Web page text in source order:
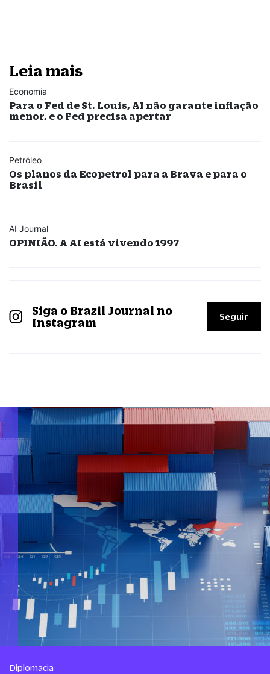
Leia mais
Economia
Para o Fed de St. Louis, AI não garante inflação
menor, e o Fed precisa apertar
Petróleo
Os planos da Ecopetrol para a Brava e para o
Brasil
AI Journal
OPINIÃO. A AI está vivendo 1997
Siga o Brazil Journal no
Instagram
Seguir
Diplomacia